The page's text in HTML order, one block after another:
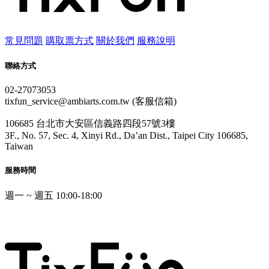
常見問題 購取票方式 關於我們 服務說明
聯絡方式
02-27073053
tixfun_service@ambiarts.com.tw (客服信箱)
106685 台北市大安區信義路四段57號3樓
3F., No. 57, Sec. 4, Xinyi Rd., Da’an Dist., Taipei City 106685,
Taiwan
服務時間
週一 ~ 週五 10:00-18:00